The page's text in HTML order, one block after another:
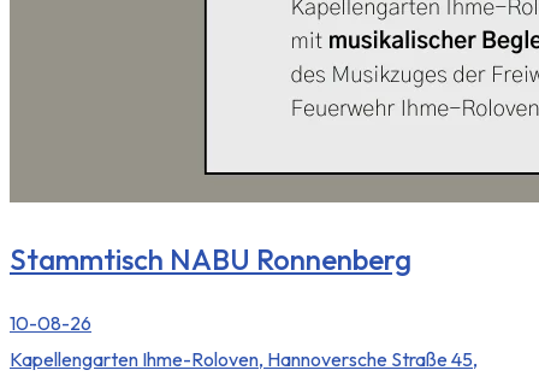
Stammtisch NABU Ronnenberg
10-08-26
Kapellengarten Ihme-Roloven, Hannoversche Straße 45,